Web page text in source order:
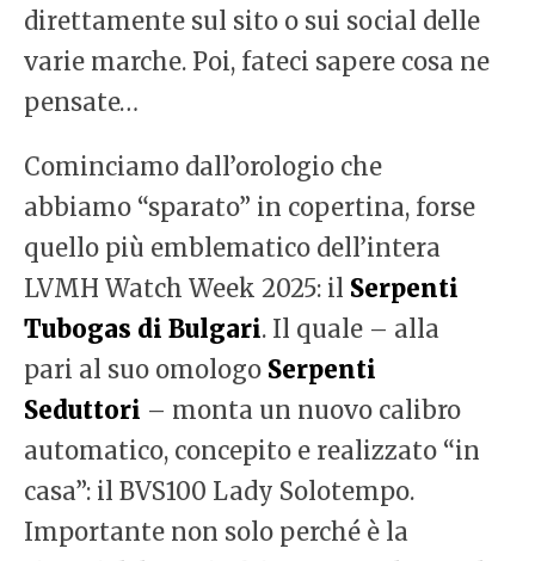
direttamente sul sito o sui social delle
varie marche. Poi, fateci sapere cosa ne
pensate…
Cominciamo dall’orologio che
abbiamo “sparato” in copertina, forse
quello più emblematico dell’intera
LVMH Watch Week 2025: il Serpenti
Tubogas di Bulgari. Il quale – alla
pari al suo omologo Serpenti
Seduttori – monta un nuovo calibro
automatico, concepito e realizzato “in
casa”: il BVS100 Lady Solotempo.
Importante non solo perché è la